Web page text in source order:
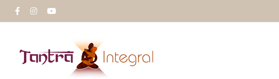
Passer
FacebookInstagram